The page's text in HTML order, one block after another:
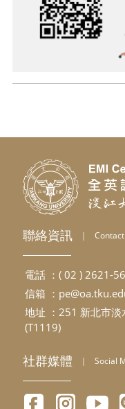
聯絡資訊 ｜
電話 ：( 02 ) 2621-
信箱 ：
地址 ：251 新北市
(T1119)
社群媒體 ｜ Social